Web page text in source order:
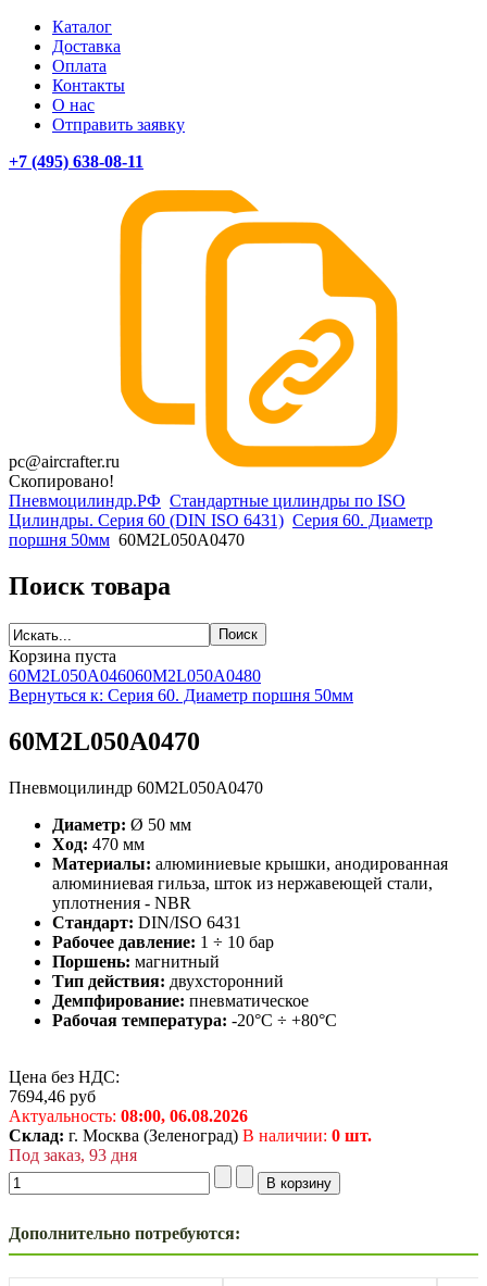
Каталог
Доставка
Оплата
Контакты
О нас
Отправить заявку
+7 (495) 638-08-11
pc@aircrafter.ru
Скопировано!
Пневмоцилиндр.РФ Стандартные цилиндры по ISO
Цилиндры. Серия 60 (DIN ISO 6431) Серия 60. Диаметр
поршня 50мм 60M2L050A0470
Поиск товара
Корзина пуста
60M2L050A046060M2L050A0480
Вернуться к: Серия 60. Диаметр поршня 50мм
60M2L050A0470
Пневмоцилиндр 60M2L050A0470
Диаметр: Ø 50 мм
Ход: 470 мм
Материалы: алюминиевые крышки, анодированная
алюминиевая гильза, шток из нержавеющей стали,
уплотнения - NBR
Стандарт: DIN/ISO 6431
Рабочее давление: 1 ÷ 10 бар
Поршень: магнитный
Тип действия: двухсторонний
Демпфирование: пневматическое
Рабочая температура: -20°C ÷ +80°C
Цена без НДС:
7694,46 руб
Актуальность: 08:00, 06.08.2026
Склад: г. Москва (Зеленоград) В наличии: 0 шт.
Под заказ, 93 дня
Дополнительно потребуются: